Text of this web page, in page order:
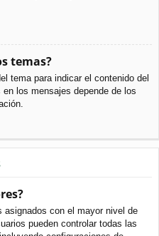
temas?
tema para indicar el contenido del
los mensajes depende de los
asignados con el mayor nivel de
pueden controlar todas las